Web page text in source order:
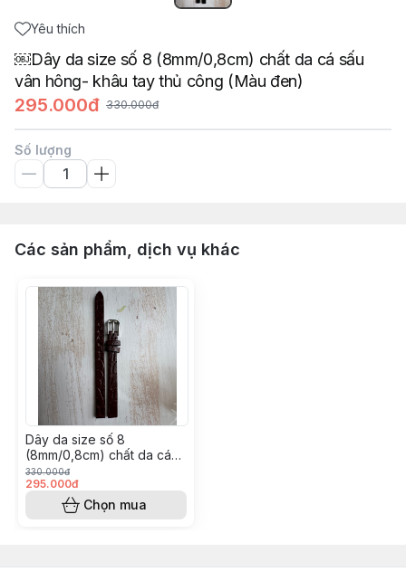
Yêu thích
￼Dây da size số 8 (8mm/0,8cm) chất da cá sấu
vân hông- khâu tay thủ công (Màu đen)
295.000đ 330.000đ
Số lượng
Các sản phẩm, dịch vụ khác
￼Dây da size số 8
(8mm/0,8cm) chất da cá
sấu vân hông- khâu tay
thủ công (Màu nâu)
330.000đ
295.000đ
Chọn mua